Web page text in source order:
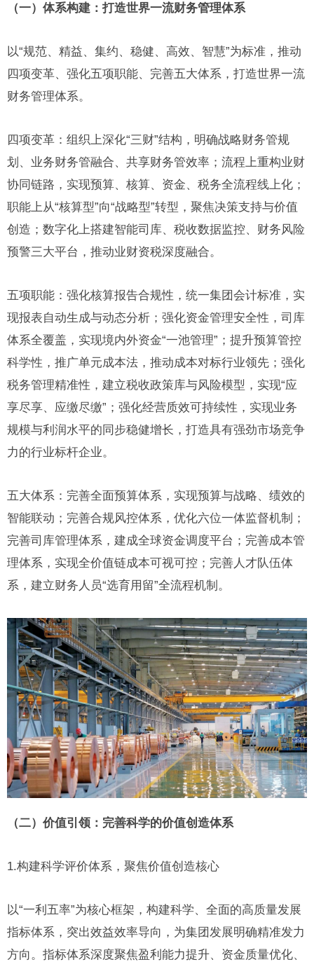
（一）体系构建：打造世界一流财务管理体系
以“规范、精益、集约、稳健、高效、智慧”为标准，推动
四项变革、强化五项职能、完善五大体系，打造世界一流
财务管理体系。
四项变革：组织上深化“三财”结构，明确战略财务管规
划、业务财务管融合、共享财务管效率；流程上重构业财
协同链路，实现预算、核算、资金、税务全流程线上化；
职能上从“核算型”向“战略型”转型，聚焦决策支持与价值
创造；数字化上搭建智能司库、税收数据监控、财务风险
预警三大平台，推动业财资税深度融合。
五项职能：强化核算报告合规性，统一集团会计标准，实
现报表自动生成与动态分析；强化资金管理安全性，司库
体系全覆盖，实现境内外资金“一池管理”；提升预算管控
科学性，推广单元成本法，推动成本对标行业领先；强化
税务管理精准性，建立税收政策库与风险模型，实现“应
享尽享、应缴尽缴”；强化经营质效可持续性，实现业务
规模与利润水平的同步稳健增长，打造具有强劲市场竞争
力的行业标杆企业。
五大体系：完善全面预算体系，实现预算与战略、绩效的
智能联动；完善合规风控体系，优化六位一体监督机制；
完善司库管理体系，建成全球资金调度平台；完善成本管
理体系，实现全价值链成本可视可控；完善人才队伍体
系，建立财务人员“选育用留”全流程机制。
（二）价值引领：完善科学的价值创造体系
1.构建科学评价体系，聚焦价值创造核心
以“一利五率”为核心框架，构建科学、全面的高质量发展
指标体系，突出效益效率导向，为集团发展明确精准发力
方向。指标体系深度聚焦盈利能力提升、资金质量优化、